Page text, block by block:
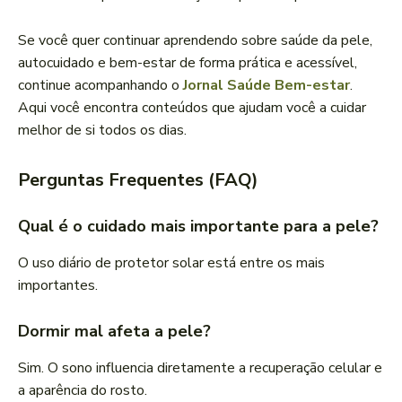
Se você quer continuar aprendendo sobre saúde da pele,
autocuidado e bem-estar de forma prática e acessível,
continue acompanhando oJornal Saúde Bem-estar.
Aqui você encontra conteúdos que ajudam você a cuidar
melhor de si todos os dias.
Perguntas Frequentes (FAQ)
Qual é o cuidado mais importante para a pele?
O uso diário de protetor solar está entre os mais
importantes.
Dormir mal afeta a pele?
Sim. O sono influencia diretamente a recuperação celular e
a aparência do rosto.